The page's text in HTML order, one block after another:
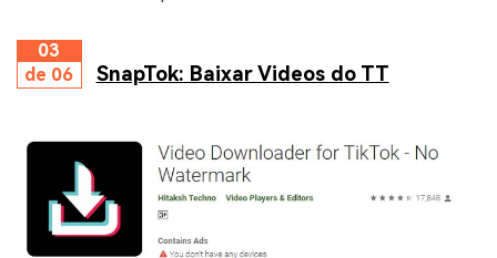
03
de 06
SnapTok: Baixar Videos do TT